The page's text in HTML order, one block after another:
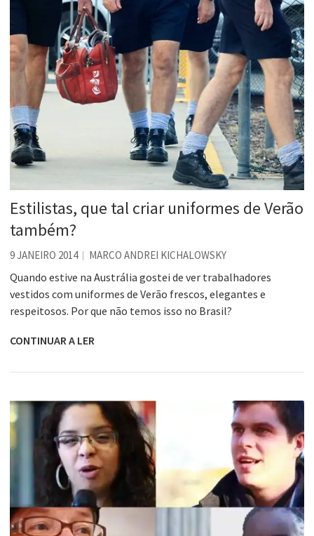
Estilistas, que tal criar uniformes de Verão
também?
9 JANEIRO 2014 MARCO ANDREI KICHALOWSKY
Quando estive na Austrália gostei de ver trabalhadores
vestidos com uniformes de Verão frescos, elegantes e
respeitosos. Por que não temos isso no Brasil?
CONTINUAR A LER